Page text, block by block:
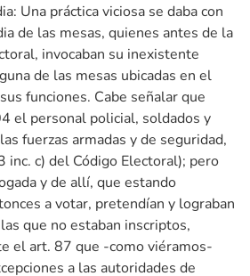
Una práctica viciosa se daba con
de las mesas, quienes antes de la
invocaban su inexistente
de las mesas ubicadas en el
funciones. Cabe señalar que
el personal policial, soldados y
fuerzas armadas y de seguridad,
inc. c) del Código Electoral); pero
y de allí, que estando
a votar, pretendían y lograban
que no estaban inscriptos,
el art. 87 que -como viéramos-
a las autoridades de